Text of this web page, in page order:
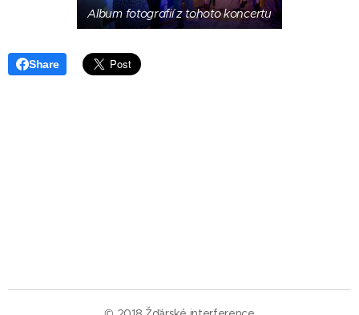
Album fotografií z tohoto koncertu
Share